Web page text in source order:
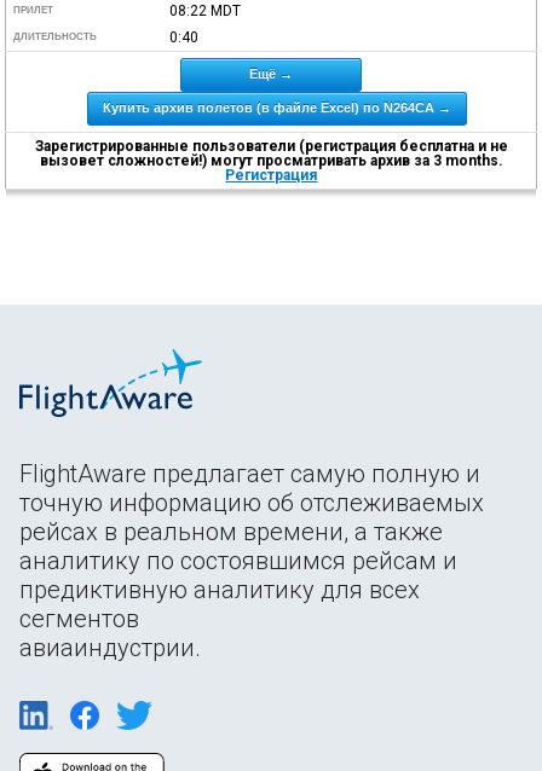
ПРИЛЕТ 08:22 MDT
ДЛИТЕЛЬНОСТЬ 0:40
Ещё →
Купить архив полетов (в файле Excel) по N264CA →
Зарегистрированные пользователи (регистрация бесплатна и не
вызовет сложностей!) могут просматривать архив за 3 months.
Регистрация
FlightAware предлагает самую полную и
точную информацию об отслеживаемых
рейсах в реальном времени, а также
аналитику по состоявшимся рейсам и
предиктивную аналитику для всех
сегментов
авиаиндустрии.